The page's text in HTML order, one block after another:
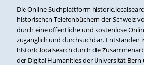
Die Online-Suchplattform
historischen Telefonbüchern der Schweiz
durch eine öffentliche und kostenlose
zugänglich und durchsuchbar. Entstanden
historic.localsearch durch die
der Digital Humanities der Universität Bern